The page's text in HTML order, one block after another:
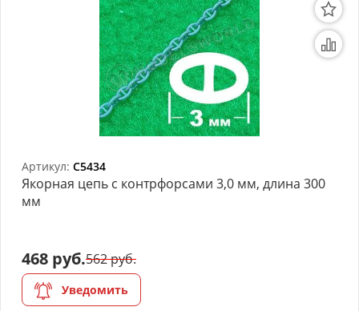
Артикул: C5434
Якорная цепь с контрфорсами 3,0 мм, длина 300
мм
468 руб.562 руб.
Уведомить